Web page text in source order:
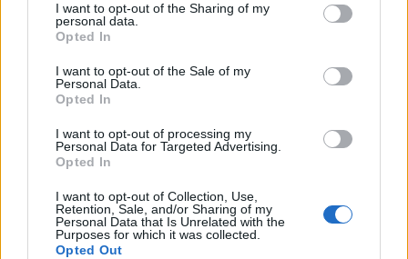
I want to opt-out of the Sharing of my
personal data.
Opted In
I want to opt-out of the Sale of my
Personal Data.
Opted In
I want to opt-out of processing my
Personal Data for Targeted Advertising.
Opted In
I want to opt-out of Collection, Use,
Retention, Sale, and/or Sharing of my
Personal Data that Is Unrelated with the
Purposes for which it was collected.
Opted Out
Aktuelt
Von Quar sørgede for
stadionstemning i Bøgeskoven
Jesper Hansen